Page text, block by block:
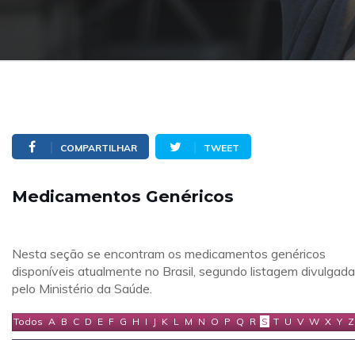
COMPARTILHAR TWEET
Medicamentos Genéricos
Nesta seção se encontram os medicamentos genéricos
disponíveis atualmente no Brasil, segundo listagem divulgada
pelo Ministério da Saúde.
Todos A B C D E F G H I J K L M N O P Q R S T U V W X Y Z